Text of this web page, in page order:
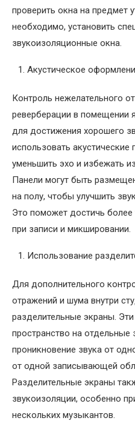
проверить окна на предмет
необходимо, установить
звукоизоляционные окна.
Акустическое
Контроль нежелательного
реверберации в помещении
для достижения хорошего
использовать акустические
уменьшить эхо и избежать
Панели могут быть
на полу, чтобы улучшить
Это поможет достичь более
при записи и микшировании.
Использование
Для дополнительного
отражений и шума внутри
разделительные экраны.
пространство на отдельные
проникновение звука от
от одной записывающей
Разделительные экраны
звукоизоляции, особенно
нескольких музыкантов.